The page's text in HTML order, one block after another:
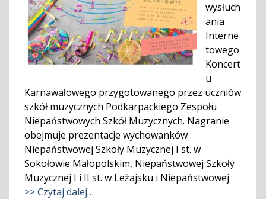
wysłuch
ania
Interne
towego
Koncert
u
Karnawałowego przygotowanego przez uczniów
szkół muzycznych Podkarpackiego Zespołu
Niepaństwowych Szkół Muzycznych. Nagranie
obejmuje prezentacje wychowanków
Niepaństwowej Szkoły Muzycznej I st. w
Sokołowie Małopolskim, Niepaństwowej Szkoły
Muzycznej I i II st. w Leżajsku i Niepaństwowej
>> Czytaj dalej…